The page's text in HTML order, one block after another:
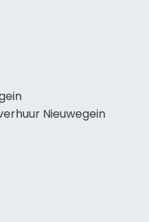
Nieuwegein